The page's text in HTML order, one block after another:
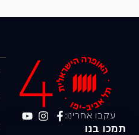
עקבו אחרינו:
תמכו בנו